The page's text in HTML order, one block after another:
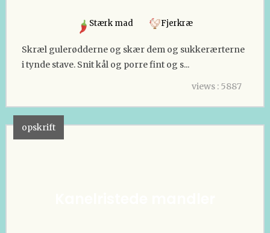
Stærk mad Fjerkræ
Skræl gulerødderne og skær dem og sukkerærterne
i tynde stave. Snit kål og porre fint og s...
views : 5887
opskrift